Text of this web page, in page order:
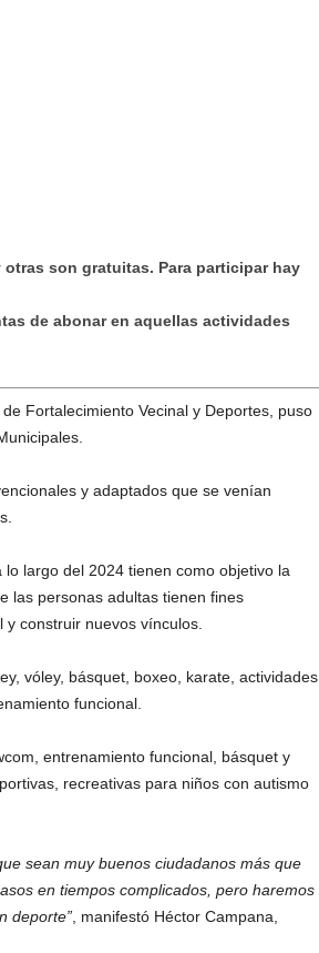
son gratuitas. Para participar hay
de abonar en aquellas actividades
Fortalecimiento Vecinal y Deportes, puso
y adaptados que se venían
largo del 2024 tienen como objetivo la
las personas adultas tienen fines
construir nuevos vínculos.
vóley, básquet, boxeo, karate, actividades
funcional.
entrenamiento funcional, básquet y
recreativas para niños con autismo
sean muy buenos ciudadanos más que
en tiempos complicados, pero haremos
deporte”, manifestó Héctor Campana,